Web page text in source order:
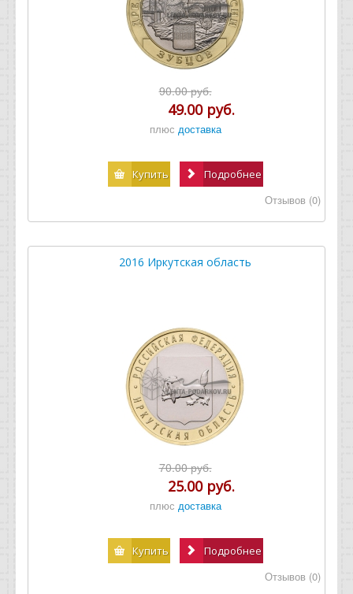
90.00 руб.
49.00 руб.
плюс доставка
Купить Подробнее
Отзывов (0)
2016 Иркутская область
70.00 руб.
25.00 руб.
плюс доставка
Купить Подробнее
Отзывов (0)